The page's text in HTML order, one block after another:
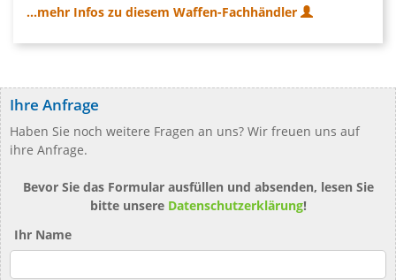
...mehr Infos zu diesem Waffen-Fachhändler
Ihre Anfrage
Haben Sie noch weitere Fragen an uns? Wir freuen uns auf
ihre Anfrage.
Bevor Sie das Formular ausfüllen und absenden, lesen Sie
bitte unsere Datenschutzerklärung!
Ihr Name